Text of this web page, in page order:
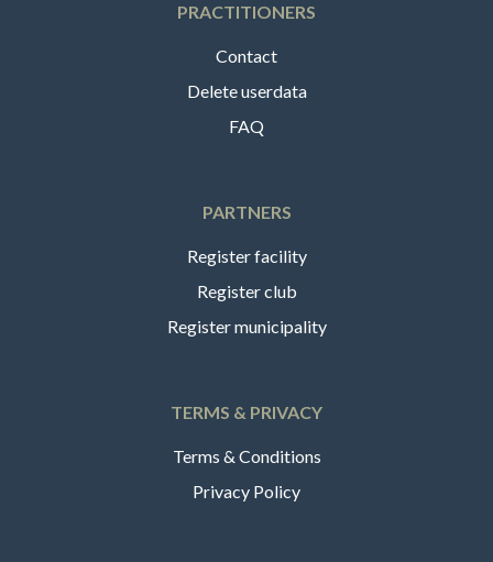
PRACTITIONERS
Contact
Delete userdata
FAQ
PARTNERS
Register facility
Register club
Register municipality
TERMS & PRIVACY
Terms & Conditions
Privacy Policy